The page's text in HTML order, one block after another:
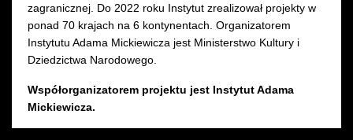
zagranicznej. Do 2022 roku Instytut zrealizował projekty w
ponad 70 krajach na 6 kontynentach. Organizatorem
Instytutu Adama Mickiewicza jest Ministerstwo Kultury i
Dziedzictwa Narodowego.
Współorganizatorem projektu jest Instytut Adama
Mickiewicza.